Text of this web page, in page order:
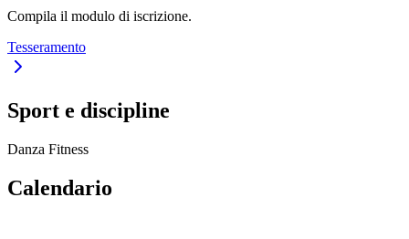
Compila il modulo di iscrizione.
Tesseramento
Sport e discipline
Danza Fitness
Calendario